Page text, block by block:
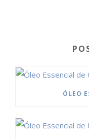
ÓLEO